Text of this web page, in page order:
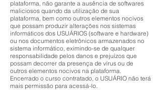
plataforma, não garante a ausência de softwares
maliciosos quando da utilização de sua
plataforma, bem como outros elementos nocivos
que possam produzir alterações nos sistemas
informáticos dos USUÁRIOS (software e hardware)
ou nos documentos eletrônicos armazenados no
sistema informático, eximindo-se de qualquer
responsabilidade pelos danos e prejuízos que
possam decorrer da presença de vírus ou de
outros elementos nocivos na plataforma.
Encerrado o curso contratado, o USUÁRIO não terá
mais permissão para acessá-lo.